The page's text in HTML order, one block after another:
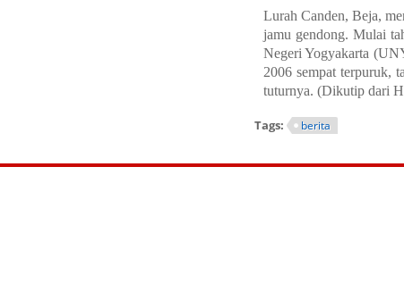
Lurah Canden, Beja,
jamu gendong. Mulai
Negeri Yogyakarta
2006 sempat terpuruk,
tuturnya. (Dikutip dari
Tags: berita